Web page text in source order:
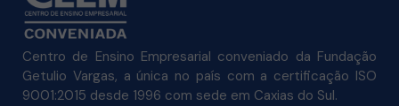
Centro de Ensino Empresarial conveniado da Fundação
Getulio Vargas, a única no país com a certificação ISO
9001:2015 desde 1996 com sede em Caxias do Sul.